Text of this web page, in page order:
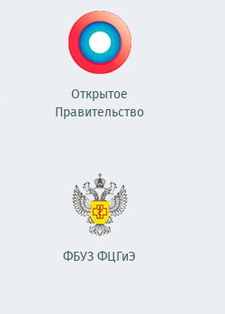
Открытое
Правительство
ФБУЗ ФЦГиЭ